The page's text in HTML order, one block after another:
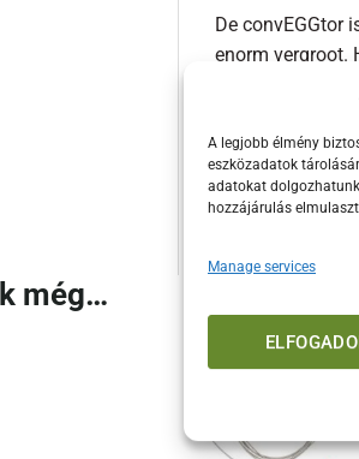
A legjobb élmény
eszközadatok
adatokat
hozzájárulás
Manage services
De convEGGtor
enorm vergroot.
dan met de
A convEGGtor a
lehetőségeket.
ConvEGGtort a
még…